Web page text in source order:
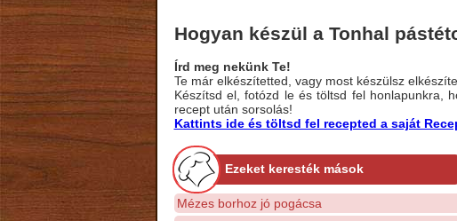
Hogyan készül a Tonhal
Írd meg nekünk Te!
Te már elkészítetted, vagy most készülsz
Készítsd el, fotózd le és töltsd fel honlapunkra,
recept után sorsolás!
Kattints ide és töltsd fel recepted a saját
Ezeket keresték mások
Mézes borhoz jó pogácsa